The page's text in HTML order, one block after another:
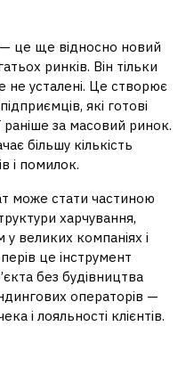
це ще відносно новий
ринків. Він тільки
не усталені. Це створює
які готові
раніше за масовий ринок.
більшу кількість
і помилок.
може стати частиною
харчування,
великих компаніях і
це інструмент
без будівництва
операторів —
і лояльності клієнтів.